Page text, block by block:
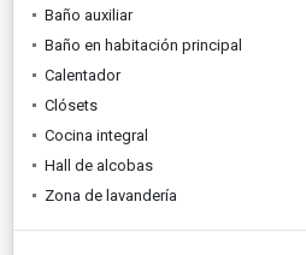
Baño auxiliar
Baño en habitación principal
Calentador
Clósets
Cocina integral
Hall de alcobas
Zona de lavandería